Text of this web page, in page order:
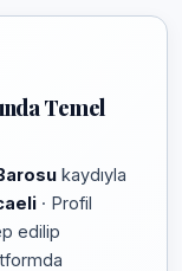
Temel
kaydıyla
· Profil
edilip